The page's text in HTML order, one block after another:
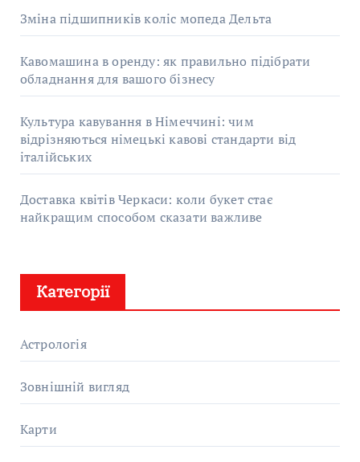
Зміна підшипників коліс мопеда Дельта
Кавомашина в оренду: як правильно підібрати
обладнання для вашого бізнесу
Культура кавування в Німеччині: чим
відрізняються німецькі кавові стандарти від
італійських
Доставка квітів Черкаси: коли букет стає
найкращим способом сказати важливе
Категорії
Астрологія
Зовнішній вигляд
Карти